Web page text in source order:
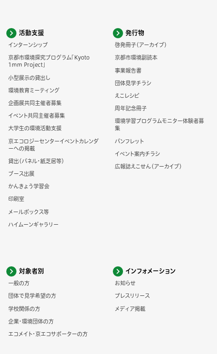
活動支援
インターンシップ
京都市環境探究プログラム「Kyoto
1mm Project」
小型展示の貸出し
環境教育ミーティング
企画展共同主催者募集
イベント共同主催者募集
大学生の環境活動支援
京エコロジーセンターイベントカレンダ
ーへの掲載
貸出（パネル・紙芝居等）
ブース出展
かんきょう学習会
印刷室
メールボックス等
ハイムーンギャラリー
発行物
啓発冊子（アーカイブ）
京都市環境副読本
事業報告書
団体見学チラシ
えこレシピ
周年記念冊子
環境学習プログラムモニター体験者募
集
パンフレット
イベント案内チラシ
広報誌えこせん（アーカイブ）
対象者別
一般の方
団体で見学希望の方
学校関係の方
企業・環境団体の方
エコメイト・京エコサポーターの方
インフォメーション
お知らせ
プレスリリース
メディア掲載